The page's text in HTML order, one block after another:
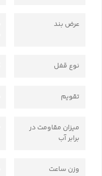
عرض بند
نوع قفل
تقویم
میزان مقاومت در
برابر آب
وزن ساعت